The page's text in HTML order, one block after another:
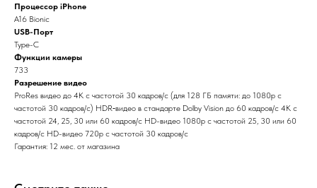
Процессор iPhone
A16 Bionic
USB-Порт
Type-C
Функции камеры
733
Разрешение видео
ProRes видео до 4K с частотой 30 кадров/с (для 128 ГБ памяти: до 1080p с
частотой 30 кадров/с) HDR‑видео в стандарте Dolby Vision до 60 кадров/ с 4K с
частотой 24, 25, 30 или 60 кадров/ с HD-видео 1080p с частотой 25, 30 или 60
кадров/ с HD-видео 720p с частотой 30 кадров/ с
Гарантия: 12 мес. от магазина